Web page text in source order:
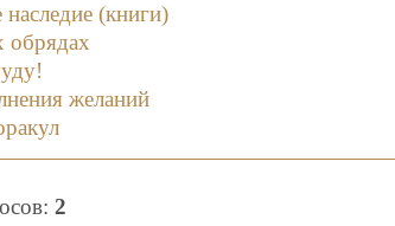
(книги)
обрядах
желаний
2